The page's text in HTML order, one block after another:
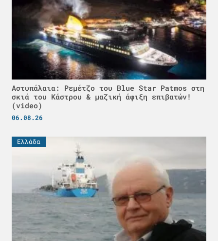
Αστυπάλαια: Ρεμέτζο του Blue Star Patmos στη
σκιά του Κάστρου & μαζική άφιξη επιβατών!
(video)
06.08.26
Ελλάδα